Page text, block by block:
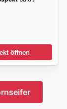
öffnen